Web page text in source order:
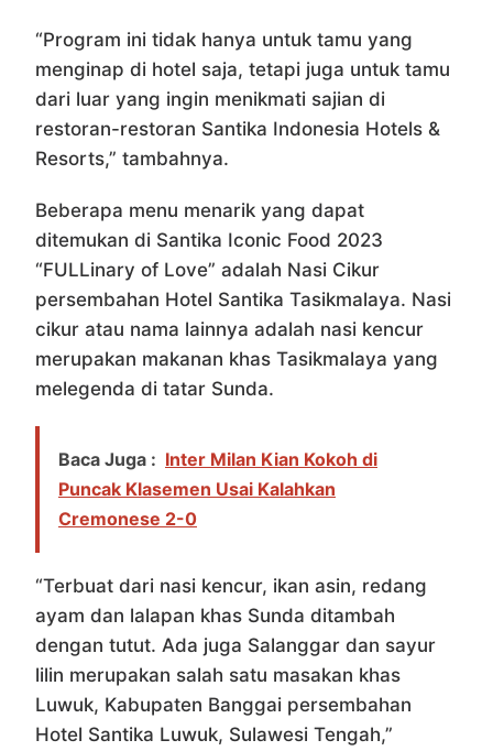
“Program ini tidak hanya untuk tamu yang
menginap di hotel saja, tetapi juga untuk tamu
dari luar yang ingin menikmati sajian di
restoran-restoran Santika Indonesia Hotels &
Resorts,” tambahnya.
Beberapa menu menarik yang dapat
ditemukan di Santika Iconic Food 2023
“FULLinary of Love” adalah Nasi Cikur
persembahan Hotel Santika Tasikmalaya. Nasi
cikur atau nama lainnya adalah nasi kencur
merupakan makanan khas Tasikmalaya yang
melegenda di tatar Sunda.
Baca Juga : Inter Milan Kian Kokoh di
Puncak Klasemen Usai Kalahkan
Cremonese 2-0
“Terbuat dari nasi kencur, ikan asin, redang
ayam dan lalapan khas Sunda ditambah
dengan tutut. Ada juga Salanggar dan sayur
lilin merupakan salah satu masakan khas
Luwuk, Kabupaten Banggai persembahan
Hotel Santika Luwuk, Sulawesi Tengah,”